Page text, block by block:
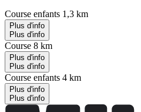
Course enfants 1,3 km
Plus d'info
Plus d'info
Course 8 km
Plus d'info
Plus d'info
Course enfants 4 km
Plus d'info
Plus d'info